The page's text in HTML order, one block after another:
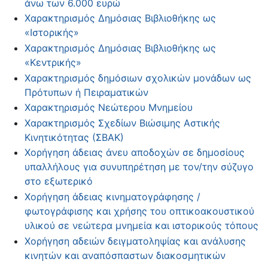
άνω των 6.000 ευρώ
Χαρακτηρισμός Δημόσιας Βιβλιοθήκης ως
«Ιστορικής»
Χαρακτηρισμός Δημόσιας Βιβλιοθήκης ως
«Κεντρικής»
Χαρακτηρισμός δημόσιων σχολικών μονάδων ως
Πρότυπων ή Πειραματικών
Χαρακτηρισμός Νεώτερου Μνημείου
Χαρακτηρισμός Σχεδίων Βιώσιμης Αστικής
Κινητικότητας (ΣΒΑΚ)
Χορήγηση άδειας άνευ αποδοχών σε δημοσίους
υπαλλήλους για συνυπηρέτηση με τον/την σύζυγο
στο εξωτερικό
Χορήγηση άδειας κινηματογράφησης /
φωτογράφισης και χρήσης του οπτικοακουστικού
υλικού σε νεώτερα μνημεία και ιστορικούς τόπους
Χορήγηση αδειών δειγματοληψίας και ανάλυσης
κινητών και αναπόσπαστων διακοσμητικών